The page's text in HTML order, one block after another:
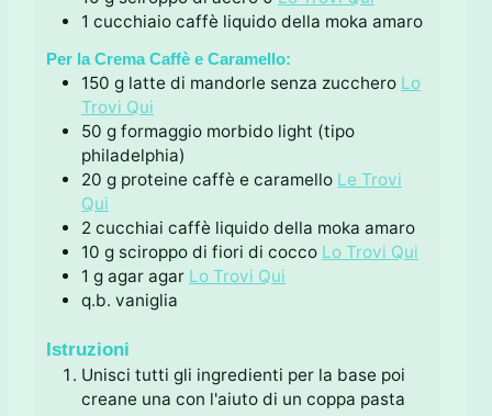
1 cucchiaio caffè liquido della moka amaro
Per la Crema Caffè e Caramello:
150 g latte di mandorle senza zucchero Lo
Trovi Qui
50 g formaggio morbido light (tipo
philadelphia)
20 g proteine caffè e caramello Le Trovi
Qui
2 cucchiai caffè liquido della moka amaro
10 g sciroppo di fiori di cocco Lo Trovi Qui
1 g agar agar Lo Trovi Qui
q.b. vaniglia
Istruzioni
Unisci tutti gli ingredienti per la base poi
creane una con l'aiuto di un coppa pasta